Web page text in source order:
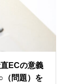
ECの意義
問題）を